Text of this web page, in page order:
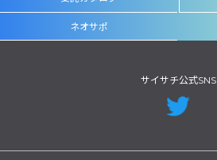
ネオサポ
サイサチ公式SNS